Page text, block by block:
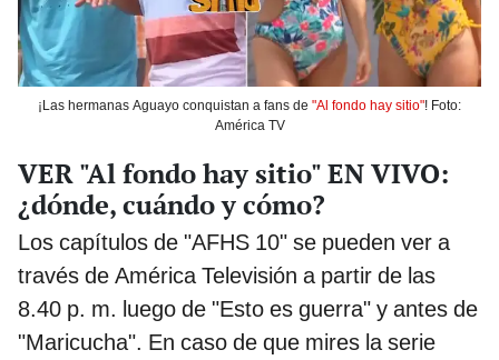
¡Las hermanas Aguayo conquistan a fans de "Al fondo hay sitio"! Foto:
América TV
VER "Al fondo hay sitio" EN VIVO:
¿dónde, cuándo y cómo?
Los capítulos de "AFHS 10" se pueden ver a
través de América Televisión a partir de las
8.40 p. m. luego de "Esto es guerra" y antes de
"Maricucha". En caso de que mires la serie